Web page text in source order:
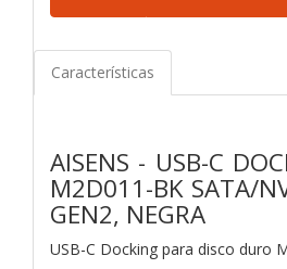
Características
AISENS - USB-C
M2D011-BK SATA/
GEN2, NEGRA
USB-C Docking para disco duro